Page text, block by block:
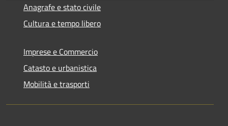
Anagrafe e stato civile
Cultura e tempo libero
Imprese e Commercio
Catasto e urbanistica
Mobilità e trasporti